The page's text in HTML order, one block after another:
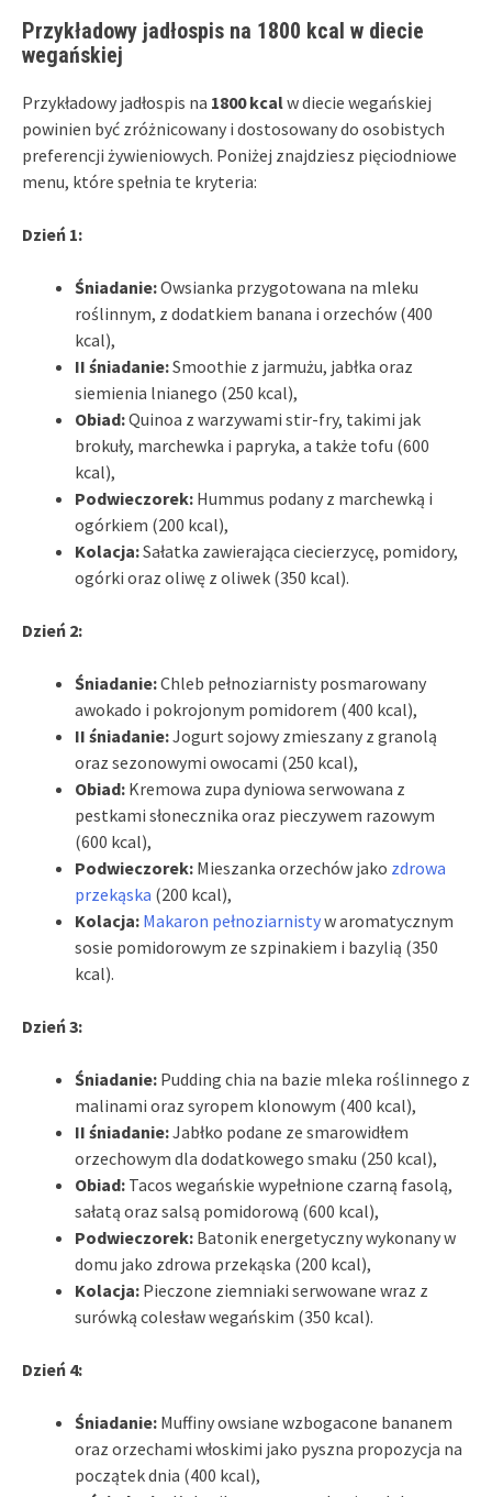
Przykładowy jadłospis na 1800 kcal w diecie
wegańskiej
Przykładowy jadłospis na 1800 kcalw diecie wegańskiej
powinien być zróżnicowany i dostosowany do osobistych
preferencji żywieniowych. Poniżej znajdziesz pięciodniowe
menu, które spełnia te kryteria:
Dzień 1:
Śniadanie:Owsianka przygotowana na mleku
roślinnym, z dodatkiem banana i orzechów (400
kcal),
II śniadanie:Smoothie z jarmużu, jabłka oraz
siemienia lnianego (250 kcal),
Obiad:Quinoa z warzywami stir-fry, takimi jak
brokuły, marchewka i papryka, a także tofu (600
kcal),
Podwieczorek: Hummus podany z marchewką i
ogórkiem (200 kcal),
Kolacja:Sałatka zawierająca ciecierzycę, pomidory,
ogórki oraz oliwę z oliwek (350 kcal).
Dzień 2:
Śniadanie:Chleb pełnoziarnisty posmarowany
awokado i pokrojonym pomidorem (400 kcal),
II śniadanie:Jogurt sojowy zmieszany z granolą
oraz sezonowymi owocami (250 kcal),
Obiad: Kremowa zupa dyniowa serwowana z
pestkami słonecznika oraz pieczywem razowym
(600 kcal),
Podwieczorek: Mieszanka orzechów jako zdrowa
przekąska (200 kcal),
Kolacja: Makaron pełnoziarnistyw aromatycznym
sosie pomidorowym ze szpinakiem i bazylią (350
kcal).
Dzień 3:
Śniadanie: Pudding chia na bazie mleka roślinnego z
malinami oraz syropem klonowym (400 kcal),
II śniadanie:Jabłko podane ze smarowidłem
orzechowym dla dodatkowego smaku (250 kcal),
Obiad: Tacos wegańskie wypełnione czarną fasolą,
sałatą oraz salsą pomidorową (600 kcal),
Podwieczorek: Batonik energetyczny wykonany w
domu jako zdrowa przekąska (200 kcal),
Kolacja: Pieczone ziemniaki serwowane wraz z
surówką colesław wegańskim (350 kcal).
Dzień 4:
Śniadanie: Muffiny owsiane wzbogacone bananem
oraz orzechami włoskimi jako pyszna propozycja na
początek dnia (400 kcal),